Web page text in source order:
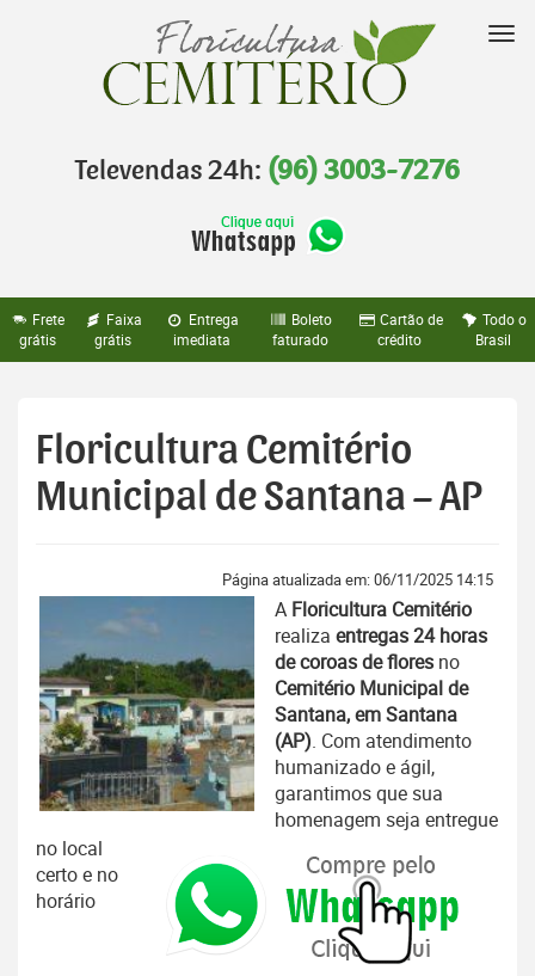
Televendas 24h: (96) 3003-7276
Frete
grátis
Faixa
grátis
Entrega
imediata
Boleto
faturado
Cartão de
crédito
Todo o
Brasil
Floricultura Cemitério
Municipal de Santana – AP
Página atualizada em: 06/11/2025 14:15
A Floricultura Cemitério
realiza entregas 24 horas
de coroas de flores no
Cemitério Municipal de
Santana, em Santana
(AP). Com atendimento
humanizado e ágil,
garantimos que sua
homenagem seja entregue
no local
certo e no
horário